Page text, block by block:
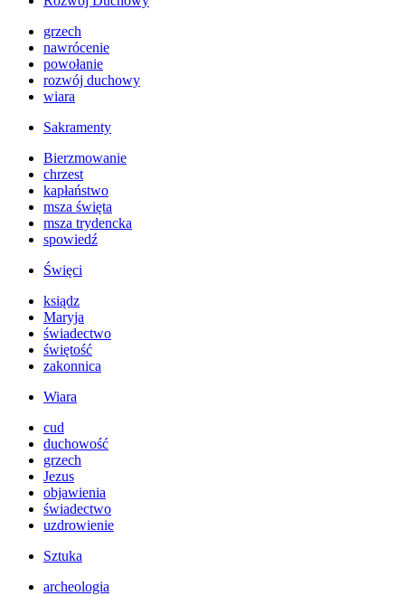
grzech
nawrócenie
powołanie
rozwój duchowy
wiara
Sakramenty
Bierzmowanie
chrzest
kapłaństwo
msza święta
msza trydencka
spowiedź
Święci
ksiądz
Maryja
świadectwo
świętość
zakonnica
Wiara
cud
duchowość
grzech
Jezus
objawienia
świadectwo
uzdrowienie
Sztuka
archeologia